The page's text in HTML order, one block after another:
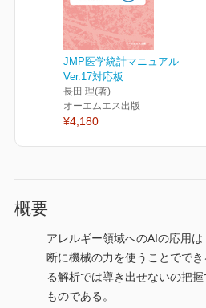
JMP医学統計マニュアル
Ver.17対応板
長田 理(著)
オーエムエス出版
¥4,180
概要
アレルギー領域へのAIの応用
断に機械の力を使うことでで
る解析では導き出せないの把
ものである。